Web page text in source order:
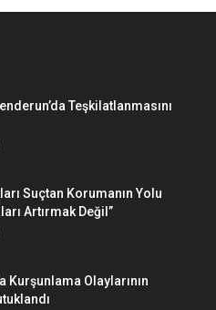
Teşkilatlanmasını
Suçtan Korumanın Yolu
Artırmak Değil”
Kurşunlama Olaylarının